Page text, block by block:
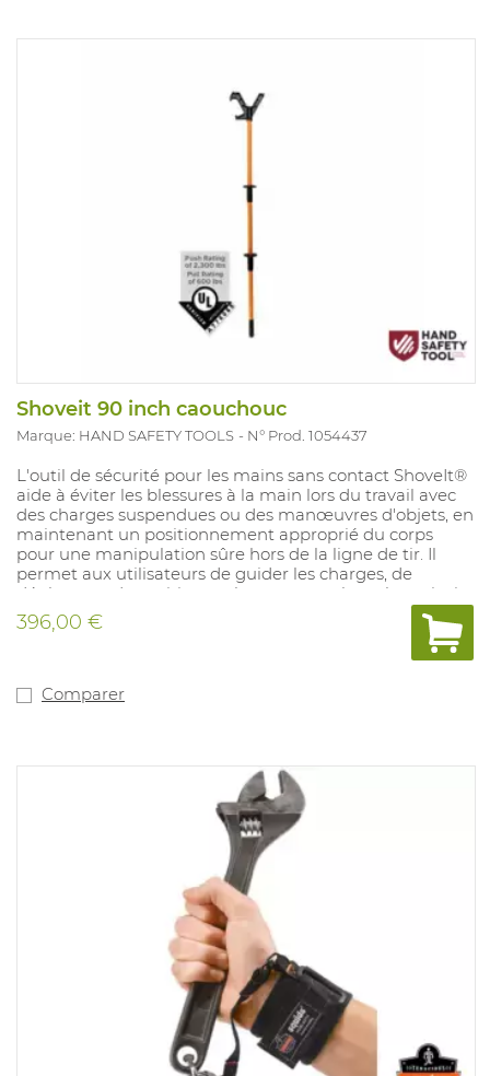
Shoveit 90 inch caouchouc
Marque: HAND SAFETY TOOLS N° Prod. 1054437
L'outil de sécurité pour les mains sans contact ShoveIt®
aide à éviter les blessures à la main lors du travail avec
des charges suspendues ou des manœuvres d'objets, en
maintenant un positionnement approprié du corps
pour une manipulation sûre hors de la ligne de tir. Il
permet aux utilisateurs de guider les charges, de
déplacer et de positionner les tuyaux et les tubes, ainsi
que de saisir les élingues et les slogans sans placer
physiquement les mains sur l'article. Longueur: 90
396,00 €
Comparer